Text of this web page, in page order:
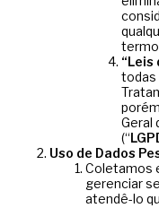
“Leis
todas
Geral
(“
Uso de Dados
Coletamos
gerenciar
atendê-lo